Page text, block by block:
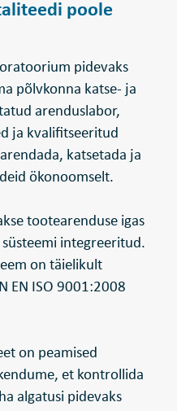
poole
pidevaks
põlvkonna katse- ja
arenduslabor,
ja kvalifitseeritud
katsetada ja
ökonoomselt.
tootearenduse igas
integreeritud.
on täielikult
EN ISO 9001:2008
on peamised
et kontrollida
algatusi pidevaks